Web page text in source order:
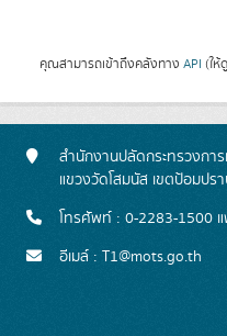
คุณสามารถเข้าถึงคลังทาง API (ให้ดู
สำนักงานปลัดกระทรวงกา
แขวงวัดโสมนัส เขตป้อมป
โทรศัพท์ : 0-2283-1500
อีเมล์ : T1@mots.go.th